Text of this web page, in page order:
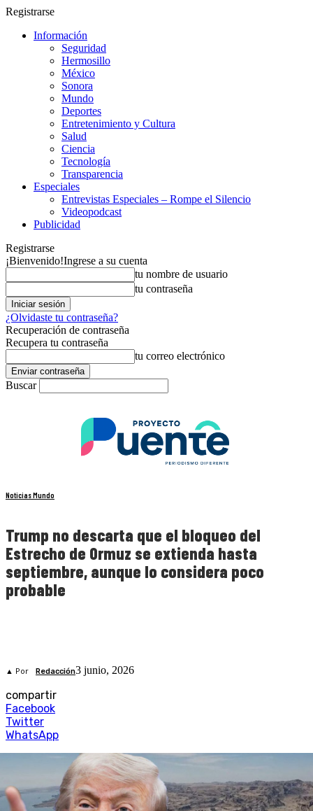
Registrarse
Información
Seguridad
Hermosillo
México
Sonora
Mundo
Deportes
Entretenimiento y Cultura
Salud
Ciencia
Tecnología
Transparencia
Especiales
Entrevistas Especiales – Rompe el Silencio
Videopodcast
Publicidad
Registrarse
¡Bienvenido!Ingrese a su cuenta
tu nombre de usuario
tu contraseña
¿Olvidaste tu contraseña?
Recuperación de contraseña
Recupera tu contraseña
tu correo electrónico
Buscar
Noticias Mundo
Trump no descarta que el bloqueo del
Estrecho de Ormuz se extienda hasta
septiembre, aunque lo considera poco
probable
▲ Por Redacción3 junio, 2026
compartir
Facebook
Twitter
WhatsApp